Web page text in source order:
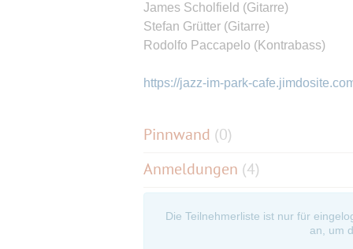
James Scholfield (Gitarre)
Stefan Grütter (Gitarre)
Rodolfo Paccapelo (Kontrabass)
https://jazz-im-park-
Pinnwand (0)
Anmeldungen (4)
Die Teilnehmerliste ist nur für
an, um